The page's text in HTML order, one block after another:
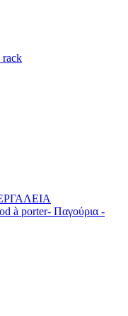
rack
à porter- Παγούρια -